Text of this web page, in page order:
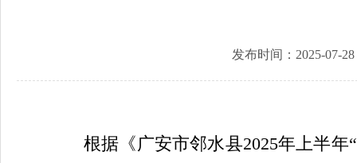
发布时间：2025-07-
根据《广安市邻水县2025年 上半年